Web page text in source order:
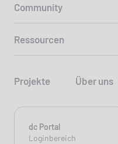
Community
Ressourcen
Projekte Über uns
dc Portal
Loginbereich